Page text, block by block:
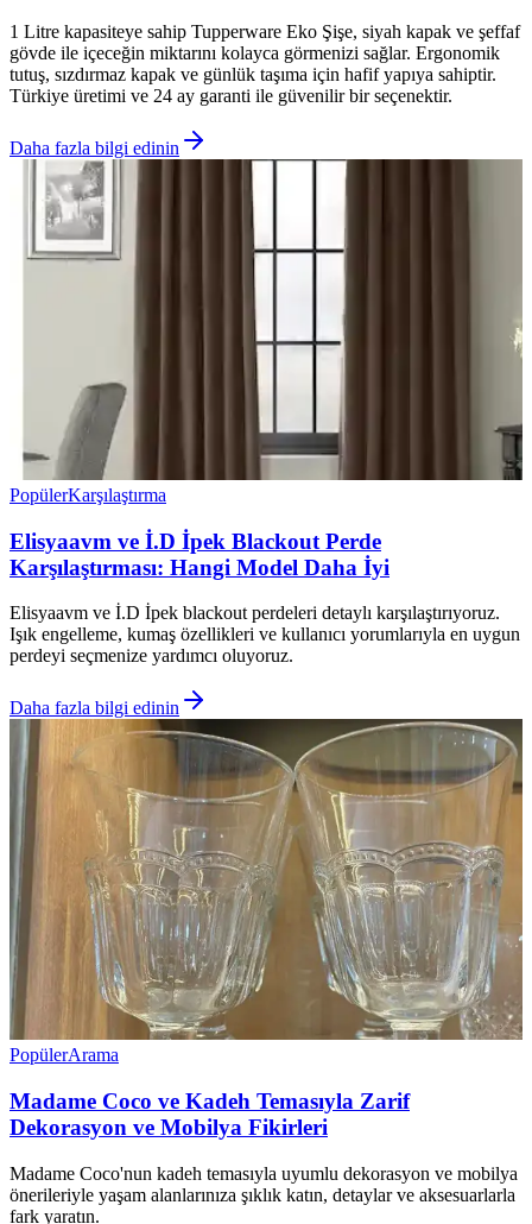
1 Litre kapasiteye sahip Tupperware Eko Şişe, siyah kapak ve şeffaf
gövde ile içeceğin miktarını kolayca görmenizi sağlar. Ergonomik
tutuş, sızdırmaz kapak ve günlük taşıma için hafif yapıya sahiptir.
Türkiye üretimi ve 24 ay garanti ile güvenilir bir seçenektir.
Daha fazla bilgi edinin
PopülerKarşılaştırma
Elisyaavm ve İ.D İpek Blackout Perde
Karşılaştırması: Hangi Model Daha İyi
Elisyaavm ve İ.D İpek blackout perdeleri detaylı karşılaştırıyoruz.
Işık engelleme, kumaş özellikleri ve kullanıcı yorumlarıyla en uygun
perdeyi seçmenize yardımcı oluyoruz.
Daha fazla bilgi edinin
PopülerArama
Madame Coco ve Kadeh Temasıyla Zarif
Dekorasyon ve Mobilya Fikirleri
Madame Coco'nun kadeh temasıyla uyumlu dekorasyon ve mobilya
önerileriyle yaşam alanlarınıza şıklık katın, detaylar ve aksesuarlarla
fark yaratın.